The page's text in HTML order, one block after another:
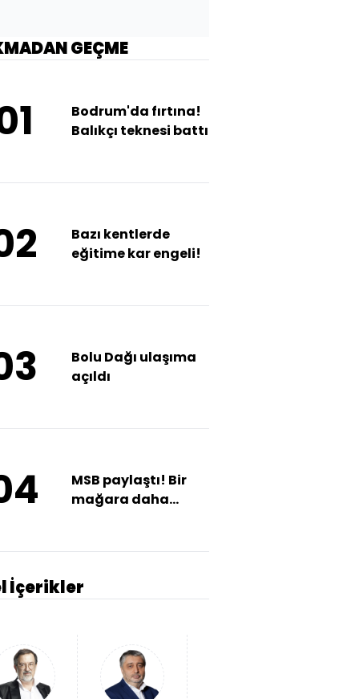
İçerikler
GEÇME
Bodrum'da fırtına!
Balıkçı teknesi battı
Bazı kentlerde
eğitime kar engeli!
Bolu Dağı ulaşıma
açıldı
MSB paylaştı! Bir
mağara daha